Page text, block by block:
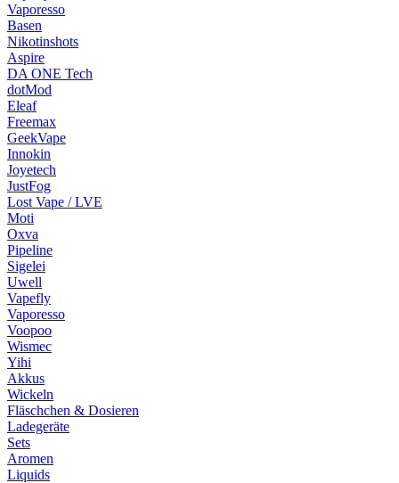
Vaporesso
Basen
Nikotinshots
Aspire
DA ONE Tech
dotMod
Eleaf
Freemax
GeekVape
Innokin
Joyetech
JustFog
Lost Vape / LVE
Moti
Oxva
Pipeline
Sigelei
Uwell
Vapefly
Vaporesso
Voopoo
Wismec
Yihi
Akkus
Wickeln
Fläschchen & Dosieren
Ladegeräte
Sets
Aromen
Liquids